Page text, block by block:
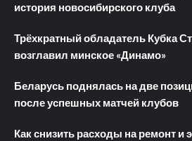
история новосибирского клуба
Трёхкратный обладатель Кубка
возглавил минское «Динамо»
Беларусь поднялась на две
после успешных матчей клубов
Как снизить расходы на ремонт и